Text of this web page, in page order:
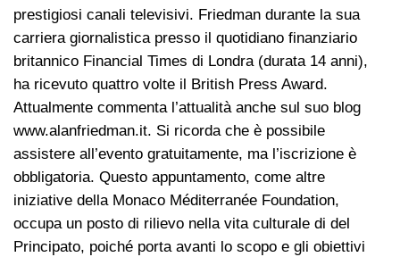
prestigiosi canali televisivi. Friedman durante la sua
carriera giornalistica presso il quotidiano finanziario
britannico Financial Times di Londra (durata 14 anni),
ha ricevuto quattro volte il British Press Award.
Attualmente commenta l’attualità anche sul suo blog
www.alanfriedman.it. Si ricorda che è possibile
assistere all’evento gratuitamente, ma l’iscrizione è
obbligatoria. Questo appuntamento, come altre
iniziative della Monaco Méditerranée Foundation,
occupa un posto di rilievo nella vita culturale di del
Principato, poiché porta avanti lo scopo e gli obiettivi